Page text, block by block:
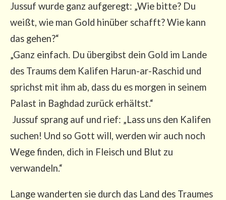
Jus­suf wur­de ganz auf­ge­regt: „Wie bit­te? Du
weißt, wie man Gold hin­über schafft? Wie kann
das gehen?“
„Ganz ein­fach. Du über­gibst dein Gold im Lan­de
des Traums dem Kali­fen Harun-ar-Rasch­id und
sprichst mit ihm ab, dass du es mor­gen in sei­nem
Palast in Bagh­dad zurück erhältst.“
Jus­suf sprang auf und rief: „Lass uns den Kali­fen
suchen! Und so Gott will, wer­den wir auch noch
Wege fin­den, dich in Fleisch und Blut zu
verwandeln.“
Lan­ge wan­der­ten sie durch das Land des Trau­mes